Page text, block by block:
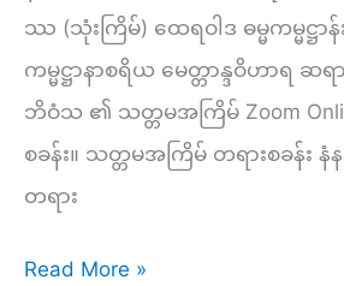
တရား
စခန်း
ဿ (သုံးကြိမ်) ထေရဝါဒ ဓမ္မကမ္မဋ္ဌာ
ကမ္မဋ္ဌာနာစရိယ မေတ္တာန္ဒဝိဟာရ
ဘိဝံသ ၏ သတ္တမအကြိမ် Zoom
စခန်း။ သတ္တမအကြိမ် တရားစခန်း
တရား
ဘဝ
Read More »